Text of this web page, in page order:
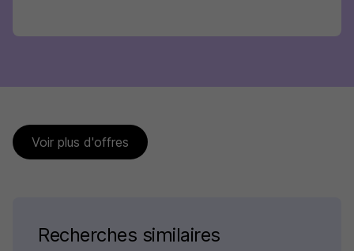
Voir plus d'offres
Recherches similaires